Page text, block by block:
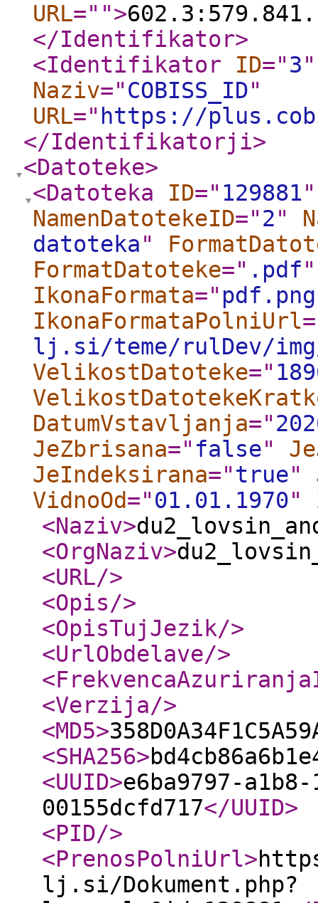
URL=" ">
</Identifikator>
<Identifikator
ID="3"
Naziv="COBISS_ID"
URL=" https://
</Identifikatorji>
<Datoteke>
<Datoteka
ID=" 129881"
NamenDatotekeID="2"
datoteka"
FormatDatoteke=" .pdf"
IkonaFormata=" pdf.png
IkonaFormataPolniUrl
lj.si/teme/rulDev/
VelikostDatoteke="
DatumVstavljanja="
JeZbrisana=" false"
JeIndeksirana="true"
VidnoOd="01.01.1970"
<Naziv>
<OrgNaziv>
<URL/>
<Opis/>
<OpisTujJezik/>
<UrlObdelave/>
<Verzija/>
<MD5>
<SHA256>
<UUID>e6ba9797-
00155dcfd717</UUID>
<PID/>
<PrenosPolniUrl>
lj.si/Dokument.php?